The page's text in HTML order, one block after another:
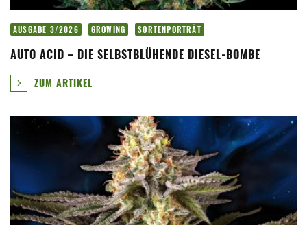
AUSGABE 3/2026 GROWING SORTENPORTRÄT
AUTO ACID – DIE SELBSTBLÜHENDE DIESEL-BOMBE
ZUM ARTIKEL